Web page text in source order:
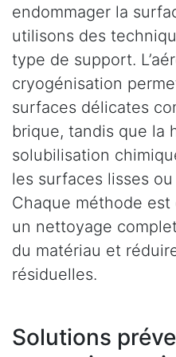
endommager la
utilisons des
type de support.
cryogénisation
surfaces délicates
brique, tandis que la
solubilisation
les surfaces lisses
Chaque méthode
un nettoyage
du matériau et
résiduelles.
Solutions